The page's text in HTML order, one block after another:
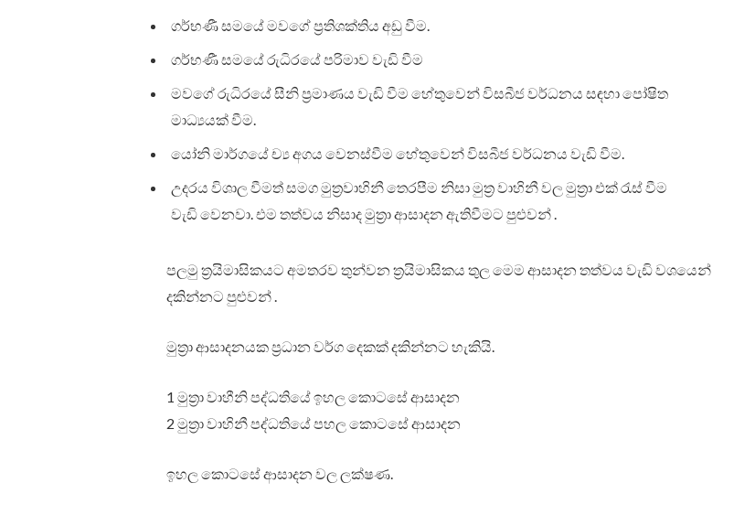
ගර්භණී සමයේ මවගේ ප්‍රතිශක්තිය අඩු වීම.
ගර්භණී සමයේ රුධිරයේ පරිමාව වැඩි වීම
මවගේ රුධිරයේ සීනි ප්‍රමාණය වැඩි වීම හේතුවෙන් විසබීජ වර්ධනය සඳහා පෝෂිත
මාධ්‍යයක් වීම.
යෝනි මාර්ගයේ ච්‍ය අගය වෙනස්වීම හේතුවෙන් විසබීජ වර්ධනය වැඩි වීම.
උදරය විශාල වීමත් සමග මුත්‍රවාහිනී තෙරපීම නිසා මුත්‍ර වාහිනී වල මුත්‍රා එක් රැස් වීම
වැඩි වෙනවා. එම තත්වය නිසාද මුත්‍රා ආසාදන ඇතිවීමට පුළුවන් .
පලමු ත්‍රයිමාසිකයට අමතරව තුන්වන ත්‍රයිමාසිකය තුල මෙම ආසාදන තත්වය වැඩි වශයෙන්
දකින්නට පුළුවන් .
මුත්‍රා ආසාදනයක ප්‍රධාන වර්ග දෙකක් දකින්නට හැකියි.
1 මුත්‍රා වාහීනි පද්ධතියේ ඉහල කොටසේ ආසාදන
2 මුත්‍රා වාහිනී පද්ධතියේ පහල කොටසේ ආසාදන
ඉහල කොටසේ ආසාදන වල ලක්ෂණ.